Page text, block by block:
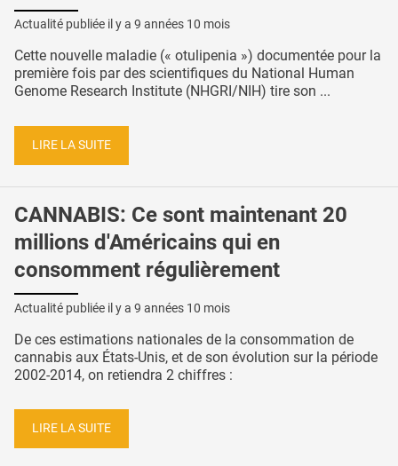
Actualité publiée il y a 9 années 10 mois
Cette nouvelle maladie (« otulipenia ») documentée pour la
première fois par des scientifiques du National Human
Genome Research Institute (NHGRI/NIH) tire son ...
LIRE LA SUITE
CANNABIS: Ce sont maintenant 20
millions d'Américains qui en
consomment régulièrement
Actualité publiée il y a 9 années 10 mois
De ces estimations nationales de la consommation de
cannabis aux États-Unis, et de son évolution sur la période
2002-2014, on retiendra 2 chiffres :
LIRE LA SUITE